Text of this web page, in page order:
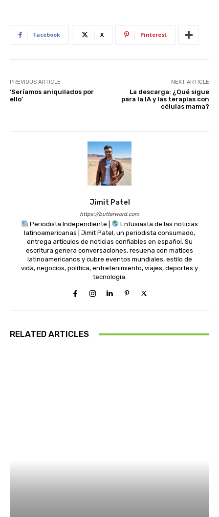
p
Facebook X Pinterest
PREVIOUS ARTICLE
‘Seríamos aniquilados por
ello’
NEXT ARTICLE
La descarga: ¿Qué sigue
para la IA y las terapias con
células mama?
Jimit Patel
https://butterword.com
Periodista Independiente |
Entusiasta de las noticias
latinoamericanas | Jimit Patel, un periodista consumado,
entrega artículos de noticias confiables en español. Su
escritura genera conversaciones, resuena con matices
latinoamericanos y cubre eventos mundiales, estilo de
vida, negocios, política, entretenimiento, viajes, deportes y
tecnología.
RELATED ARTICLES